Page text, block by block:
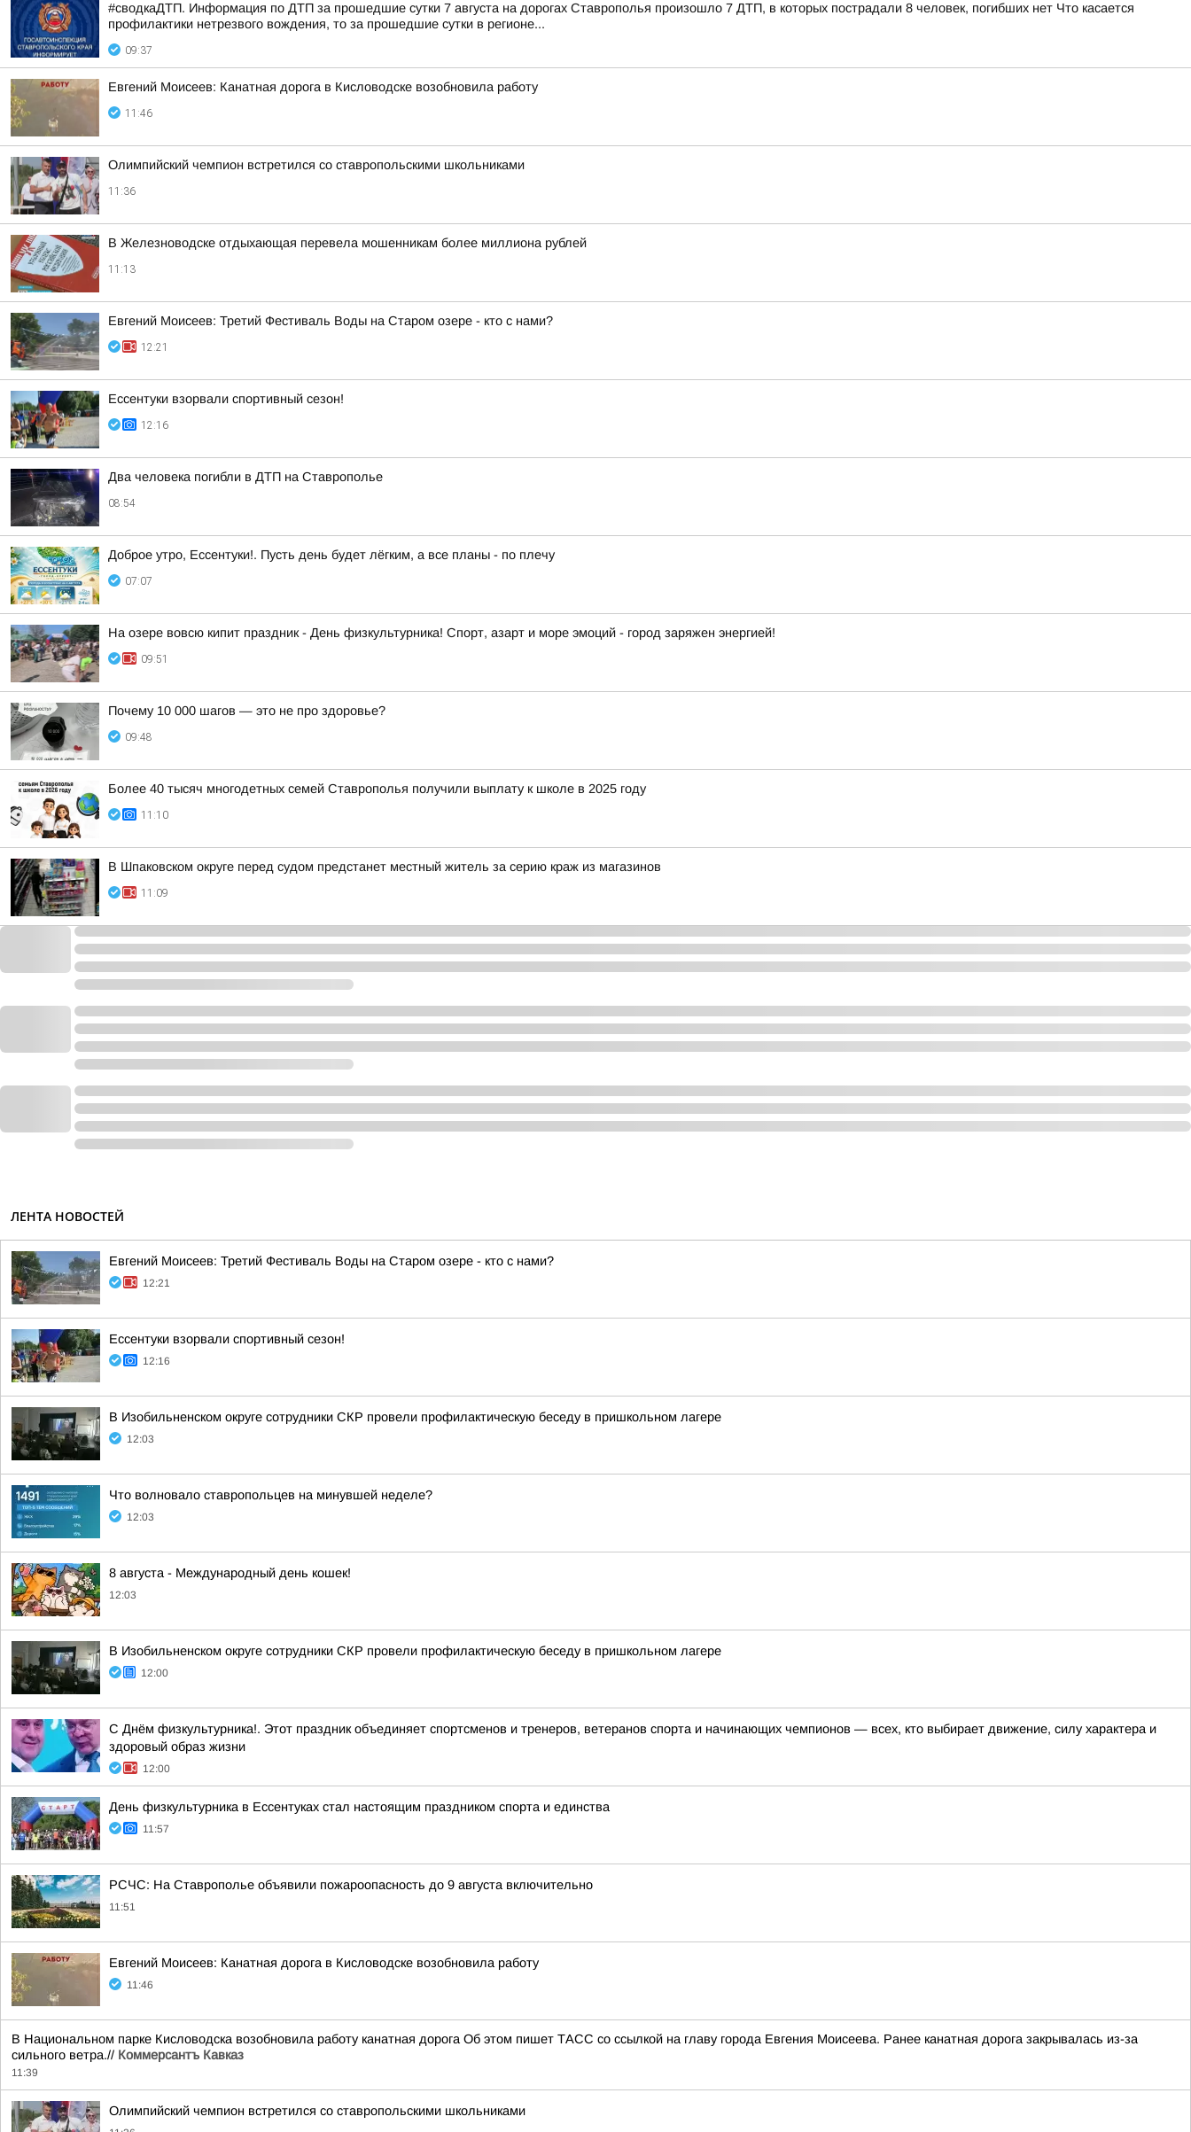
#сводкаДТП. Информация по ДТП за прошедшие сутки 7 августа на дорогах Ставрополья произошло 7 ДТП, в которых пострадали 8 человек, погибших нет Что касается
профилактики нетрезвого вождения, то за прошедшие сутки в регионе...
09:37
Евгений Моисеев: Канатная дорога в Кисловодске возобновила работу
11:46
Олимпийский чемпион встретился со ставропольскими школьниками
11:36
В Железноводске отдыхающая перевела мошенникам более миллиона рублей
11:13
Евгений Моисеев: Третий Фестиваль Воды на Старом озере - кто с нами?
12:21
Ессентуки взорвали спортивный сезон!
12:16
Два человека погибли в ДТП на Ставрополье
08:54
Доброе утро, Ессентуки!. Пусть день будет лёгким, а все планы - по плечу
07:07
На озере вовсю кипит праздник - День физкультурника! Спорт, азарт и море эмоций - город заряжен энергией!
09:51
Почему 10 000 шагов — это не про здоровье?
09:48
Более 40 тысяч многодетных семей Ставрополья получили выплату к школе в 2025 году
11:10
В Шпаковском округе перед судом предстанет местный житель за серию краж из магазинов
11:09
ЛЕНТА НОВОСТЕЙ
Евгений Моисеев: Третий Фестиваль Воды на Старом озере - кто с нами?
12:21
Ессентуки взорвали спортивный сезон!
12:16
В Изобильненском округе сотрудники СКР провели профилактическую беседу в пришкольном лагере
12:03
Что волновало ставропольцев на минувшей неделе?
12:03
8 августа - Международный день кошек!
12:03
В Изобильненском округе сотрудники СКР провели профилактическую беседу в пришкольном лагере
12:00
С Днём физкультурника!. Этот праздник объединяет спортсменов и тренеров, ветеранов спорта и начинающих чемпионов — всех, кто выбирает движение, силу характера и
здоровый образ жизни
12:00
День физкультурника в Ессентуках стал настоящим праздником спорта и единства
11:57
РСЧС: На Ставрополье объявили пожароопасность до 9 августа включительно
11:51
Евгений Моисеев: Канатная дорога в Кисловодске возобновила работу
11:46
В Национальном парке Кисловодска возобновила работу канатная дорога Об этом пишет ТАСС со ссылкой на главу города Евгения Моисеева. Ранее канатная дорога закрывалась из-за
сильного ветра.// Коммерсантъ Кавказ
11:39
Олимпийский чемпион встретился со ставропольскими школьниками